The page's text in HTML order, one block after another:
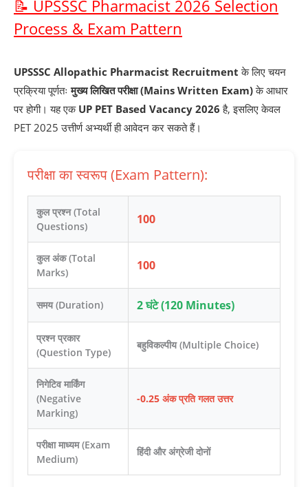
📝 UPSSSC Pharmacist 2026 Selection
Process & Exam Pattern
UPSSSC Allopathic Pharmacist Recruitment के लिए चयन
प्रक्रिया पूर्णतःमुख्य लिखित परीक्षा (Mains Written Exam)के आधार
पर होगी। यह एक UP PET Based Vacancy 2026 है, इसलिए केवल
PET 2025 उत्तीर्ण अभ्यर्थी ही आवेदन कर सकते हैं।
परीक्षा का स्वरूप (Exam Pattern):
कुल प्रश्न (Total
Questions)
100
कुल अंक (Total
Marks)
100
समय (Duration) 2 घंटे (120 Minutes)
प्रश्न प्रकार
(Question Type)
बहुविकल्पीय (Multiple Choice)
निगेटिव मार्किंग
(Negative
Marking)
-0.25 अंक प्रति गलत उत्तर
परीक्षा माध्यम (Exam
Medium)
हिंदी और अंग्रेजी दोनों